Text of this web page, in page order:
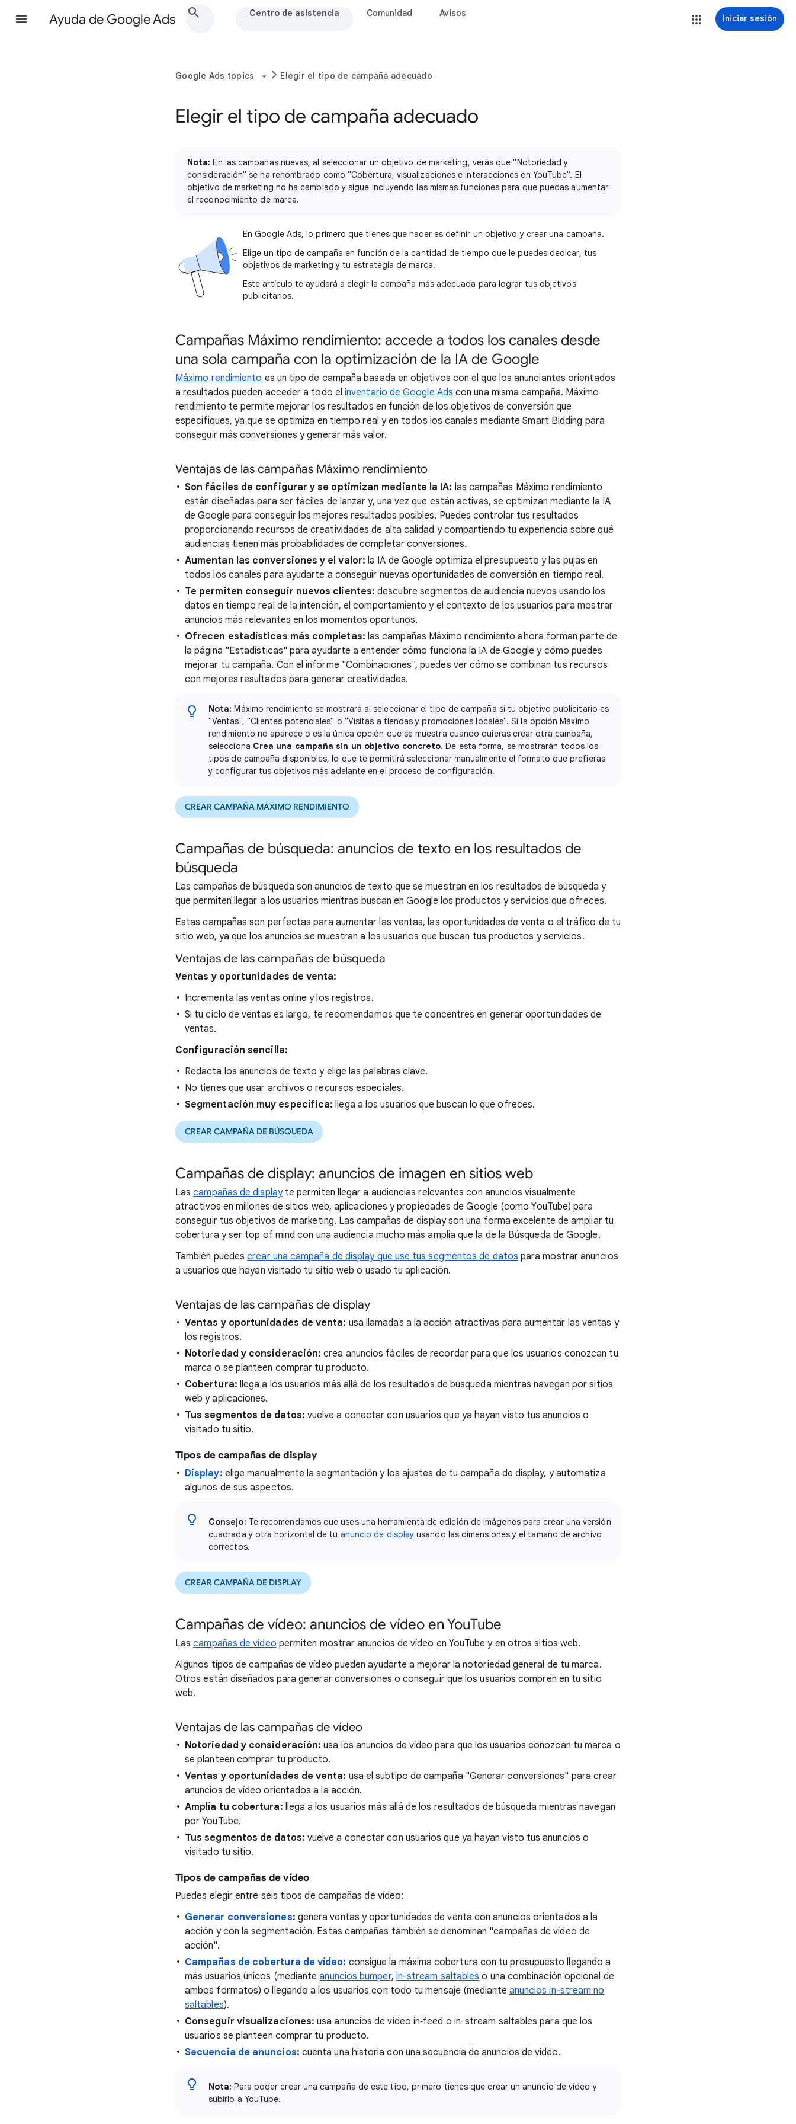
Ayuda de Google Ads Centro de asistencia Comunidad Avisos Iniciar sesión
Google Ads topics Elegir el tipo de campaña adecuado
Elegir el tipo de campaña adecuado
Nota: En las campañas nuevas, al seleccionar un objetivo de marketing, verás que "Notoriedad y
consideración" se ha renombrado como "Cobertura, visualizaciones e interacciones en YouTube". El
objetivo de marketing no ha cambiado y sigue incluyendo las mismas funciones para que puedas aumentar
el reconocimiento de marca.
En Google Ads, lo primero que tienes que hacer es definir un objetivo y crear una campaña.
Elige un tipo de campaña en función de la cantidad de tiempo que le puedes dedicar, tus
objetivos de marketing y tu estrategia de marca.
Este artículo te ayudará a elegir la campaña más adecuada para lograr tus objetivos
publicitarios.
Campañas Máximo rendimiento: accede a todos los canales desde
una sola campaña con la optimización de la IA de Google
Máximo rendimiento es un tipo de campaña basada en objetivos con el que los anunciantes orientados
a resultados pueden acceder a todo elinventario de Google Ads con una misma campaña. Máximo
rendimiento te permite mejorar los resultados en función de los objetivos de conversión que
especifiques, ya que se optimiza en tiempo real y en todos los canales mediante Smart Bidding para
conseguir más conversiones y generar más valor.
Ventajas de las campañas Máximo rendimiento
Son fáciles de configurar y se optimizan mediante la IA: las campañas Máximo rendimiento
están diseñadas para ser fáciles de lanzar y, una vez que están activas, se optimizan mediante la IA
de Google para conseguir los mejores resultados posibles. Puedes controlar tus resultados
proporcionando recursos de creatividades de alta calidad y compartiendo tu experiencia sobre qué
audiencias tienen más probabilidades de completar conversiones.
Aumentan las conversiones y el valor: la IA de Google optimiza el presupuesto y las pujas en
todos los canales para ayudarte a conseguir nuevas oportunidades de conversión en tiempo real.
Te permiten conseguir nuevos clientes: descubre segmentos de audiencia nuevos usando los
datos en tiempo real de la intención, el comportamiento y el contexto de los usuarios para mostrar
anuncios más relevantes en los momentos oportunos.
Ofrecen estadísticas más completas: las campañas Máximo rendimiento ahora forman parte de
la página "Estadísticas" para ayudarte a entender cómo funciona la IA de Google y cómo puedes
mejorar tu campaña. Con el informe "Combinaciones", puedes ver cómo se combinan tus recursos
con mejores resultados para generar creatividades.
Nota: Máximo rendimiento se mostrará al seleccionar el tipo de campaña si tu objetivo publicitario es
"Ventas", "Clientes potenciales" o "Visitas a tiendas y promociones locales". Si la opción Máximo
rendimiento no aparece o es la única opción que se muestra cuando quieras crear otra campaña,
selecciona Crea una campaña sin un objetivo concreto. De esta forma, se mostrarán todos los
tipos de campaña disponibles, lo que te permitirá seleccionar manualmente el formato que prefieras
y configurar tus objetivos más adelante en el proceso de configuración.
CREAR CAMPAÑA MÁXIMO RENDIMIENTO
Campañas de búsqueda: anuncios de texto en los resultados de
búsqueda
Las campañas de búsqueda son anuncios de texto que se muestran en los resultados de búsqueda y
que permiten llegar a los usuarios mientras buscan en Google los productos y servicios que ofreces.
Estas campañas son perfectas para aumentar las ventas, las oportunidades de venta o el tráfico de tu
sitio web, ya que los anuncios se muestran a los usuarios que buscan tus productos y servicios.
Ventajas de las campañas de búsqueda
Ventas y oportunidades de venta:
Incrementa las ventas online y los registros.
Si tu ciclo de ventas es largo, te recomendamos que te concentres en generar oportunidades de
ventas.
Configuración sencilla:
Redacta los anuncios de texto y elige las palabras clave.
No tienes que usar archivos o recursos especiales.
Segmentación muy específica: llega a los usuarios que buscan lo que ofreces.
CREAR CAMPAÑA DE BÚSQUEDA
Campañas de display: anuncios de imagen en sitios web
Lascampañas de displayte permiten llegar a audiencias relevantes con anuncios visualmente
atractivos en millones de sitios web, aplicaciones y propiedades de Google (como YouTube) para
conseguir tus objetivos de marketing. Las campañas de display son una forma excelente de ampliar tu
cobertura y ser top of mind con una audiencia mucho más amplia que la de la Búsqueda de Google.
También puedescrear una campaña de display que use tus segmentos de datos para mostrar anuncios
a usuarios que hayan visitado tu sitio web o usado tu aplicación.
Ventajas de las campañas de display
Ventas y oportunidades de venta: usa llamadas a la acción atractivas para aumentar las ventas y
los registros.
Notoriedad y consideración: crea anuncios fáciles de recordar para que los usuarios conozcan tu
marca o se planteen comprar tu producto.
Cobertura: llega a los usuarios más allá de los resultados de búsqueda mientras navegan por sitios
web y aplicaciones.
Tus segmentos de datos: vuelve a conectar con usuarios que ya hayan visto tus anuncios o
visitado tu sitio.
Tipos de campañas de display
Display: elige manualmente la segmentación y los ajustes de tu campaña de display, y automatiza
algunos de sus aspectos.
Consejo: Te recomendamos que uses una herramienta de edición de imágenes para crear una versión
cuadrada y otra horizontal de tu anuncio de display usando las dimensiones y el tamaño de archivo
correctos.
CREAR CAMPAÑA DE DISPLAY
Campañas de vídeo: anuncios de vídeo en YouTube
Lascampañas de vídeo permiten mostrar anuncios de vídeo en YouTube y en otros sitios web.
Algunos tipos de campañas de vídeo pueden ayudarte a mejorar la notoriedad general de tu marca.
Otros están diseñados para generar conversiones o conseguir que los usuarios compren en tu sitio
web.
Ventajas de las campañas de vídeo
Notoriedad y consideración: usa los anuncios de vídeo para que los usuarios conozcan tu marca o
se planteen comprar tu producto.
Ventas y oportunidades de venta: usa el subtipo de campaña "Generar conversiones" para crear
anuncios de vídeo orientados a la acción.
Amplía tu cobertura: llega a los usuarios más allá de los resultados de búsqueda mientras navegan
por YouTube.
Tus segmentos de datos: vuelve a conectar con usuarios que ya hayan visto tus anuncios o
visitado tu sitio.
Tipos de campañas de vídeo
Puedes elegir entre seis tipos de campañas de vídeo:
Generar conversiones: genera ventas y oportunidades de venta con anuncios orientados a la
acción y con la segmentación. Estas campañas también se denominan "campañas de vídeo de
acción".
Campañas de cobertura de vídeo: consigue la máxima cobertura con tu presupuesto llegando a
más usuarios únicos (medianteanuncios bumper, in-stream saltables o una combinación opcional de
ambos formatos) o llegando a los usuarios con todo tu mensaje (mediante anuncios in‐stream no
saltables).
Conseguir visualizaciones: usa anuncios de vídeo in‑feed o in-stream saltables para que los
usuarios se planteen comprar tu producto.
Secuencia de anuncios: cuenta una historia con una secuencia de anuncios de vídeo.
Nota: Para poder crear una campaña de este tipo, primero tienes que crear un anuncio de vídeo y
subirlo a YouTube.